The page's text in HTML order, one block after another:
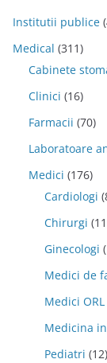
Institutii publice
Medical (311)
Cabinete
Clinici (16)
Farmacii (70)
Laboratoare
Medici (176)
Cardiologi
Chirurgi
Ginecologi
Medici de
Medici ORL
Medicina
Pediatri (12)